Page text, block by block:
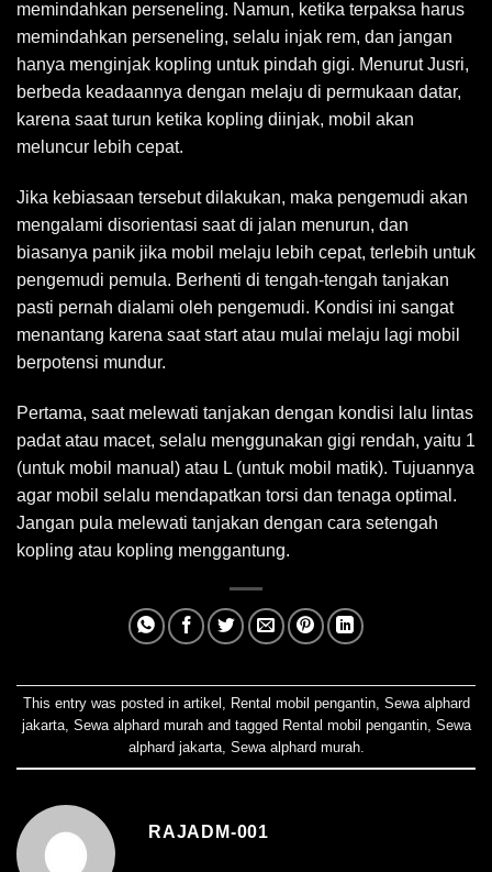
memindahkan perseneling. Namun, ketika terpaksa harus
memindahkan perseneling, selalu injak rem, dan jangan
hanya menginjak kopling untuk pindah gigi. Menurut Jusri,
berbeda keadaannya dengan melaju di permukaan datar,
karena saat turun ketika kopling diinjak, mobil akan
meluncur lebih cepat.
Jika kebiasaan tersebut dilakukan, maka pengemudi akan
mengalami disorientasi saat di jalan menurun, dan
biasanya panik jika mobil melaju lebih cepat, terlebih untuk
pengemudi pemula. Berhenti di tengah-tengah tanjakan
pasti pernah dialami oleh pengemudi. Kondisi ini sangat
menantang karena saat start atau mulai melaju lagi mobil
berpotensi mundur.
Pertama, saat melewati tanjakan dengan kondisi lalu lintas
padat atau macet, selalu menggunakan gigi rendah, yaitu 1
(untuk mobil manual) atau L (untuk mobil matik). Tujuannya
agar mobil selalu mendapatkan torsi dan tenaga optimal.
Jangan pula melewati tanjakan dengan cara setengah
kopling atau kopling menggantung.
This entry was posted in artikel , Rental mobil pengantin, Sewa alphard
jakarta, Sewa alphard murahand tagged Rental mobil pengantin, Sewa
alphard jakarta, Sewa alphard murah.
RAJADM-001